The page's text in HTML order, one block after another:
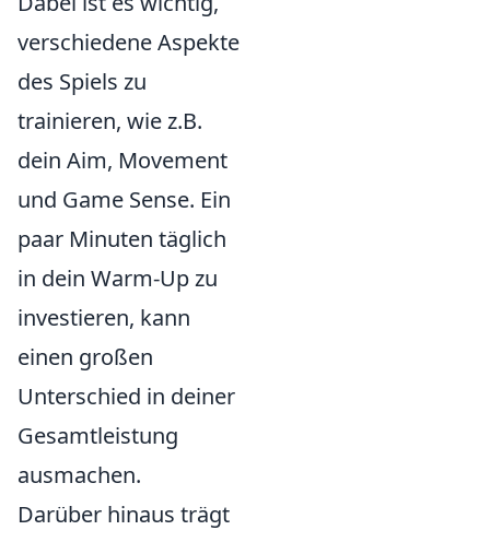
verschiedene Aspekte
des Spiels zu
trainieren, wie z.B.
dein Aim, Movement
und Game Sense. Ein
paar Minuten täglich
in dein Warm-Up zu
investieren, kann
einen großen
Unterschied in deiner
Gesamtleistung
ausmachen.
Darüber hinaus trägt